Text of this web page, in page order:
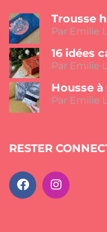
Trousse
Par Emilie
16 idées
Par Emilie
Housse
Par Emilie
RESTER